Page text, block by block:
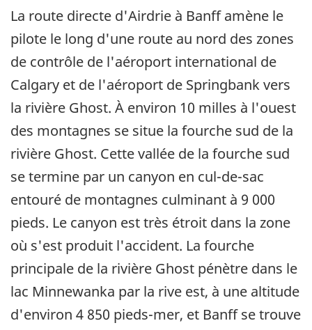
La route directe d'Airdrie à Banff amène le
pilote le long d'une route au nord des zones
de contrôle de l'aéroport international de
Calgary et de l'aéroport de Springbank vers
la rivière Ghost. À environ 10 milles à l'ouest
des montagnes se situe la fourche sud de la
rivière Ghost. Cette vallée de la fourche sud
se termine par un canyon en cul-de-sac
entouré de montagnes culminant à 9 000
pieds. Le canyon est très étroit dans la zone
où s'est produit l'accident. La fourche
principale de la rivière Ghost pénètre dans le
lac Minnewanka par la rive est, à une altitude
d'environ 4 850 pieds-mer, et Banff se trouve